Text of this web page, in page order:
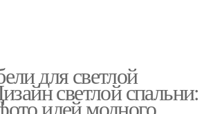
для светлой
светлой спальни:
идей модного